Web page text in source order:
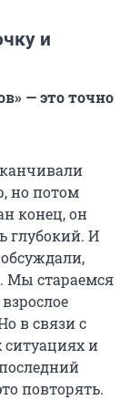
и
— это точно
но потом
конец, он
глубокий. И
Мы стараемся
в связи с
ситуациях и
повторять.